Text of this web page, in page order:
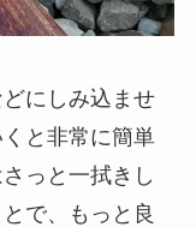
にしみ込ませ
と非常に簡単
っと一拭きし
で、もっと良